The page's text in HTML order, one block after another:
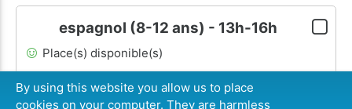
espagnol (8-12 ans) - 13h-16h
Place(s) disponible(s)
CONTINUER 250€
By using this website you allow us to place
cookies on your computer. They are harmless